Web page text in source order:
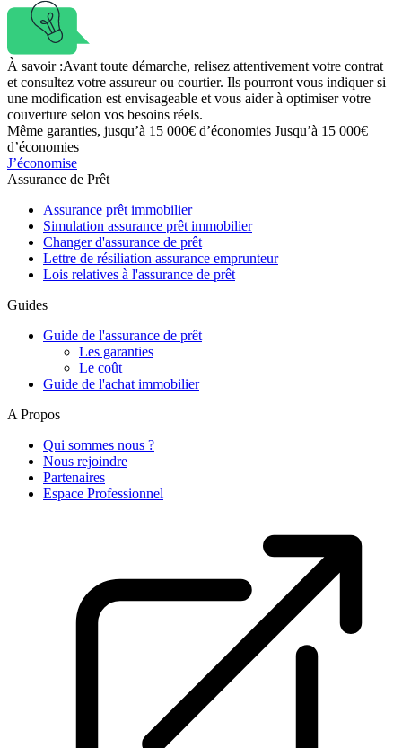
À savoir :Avant toute démarche, relisez attentivement votre contrat
et consultez votre assureur ou courtier. Ils pourront vous indiquer si
une modification est envisageable et vous aider à optimiser votre
couverture selon vos besoins réels.
Même garanties, jusqu’à 15 000€ d’économies Jusqu’à 15 000€
d’économies
J’économise
Assurance de Prêt
Assurance prêt immobilier
Simulation assurance prêt immobilier
Changer d'assurance de prêt
Lettre de résiliation assurance emprunteur
Lois relatives à l'assurance de prêt
Guides
Guide de l'assurance de prêt
Les garanties
Le coût
Guide de l'achat immobilier
A Propos
Qui sommes nous ?
Nous rejoindre
Partenaires
Espace Professionnel